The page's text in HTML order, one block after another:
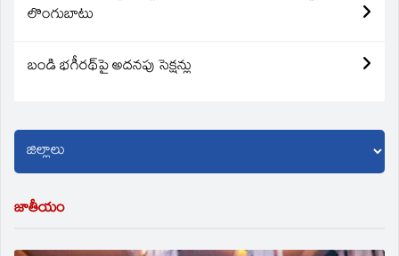
లొంగుబాటు
బండి భగీరథ్‌పై అదనపు సెక్షన్లు
జాతీయం